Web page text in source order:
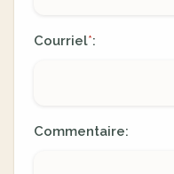
Courriel*:
Commentaire: